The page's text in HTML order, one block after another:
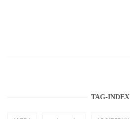
TAG-INDEX